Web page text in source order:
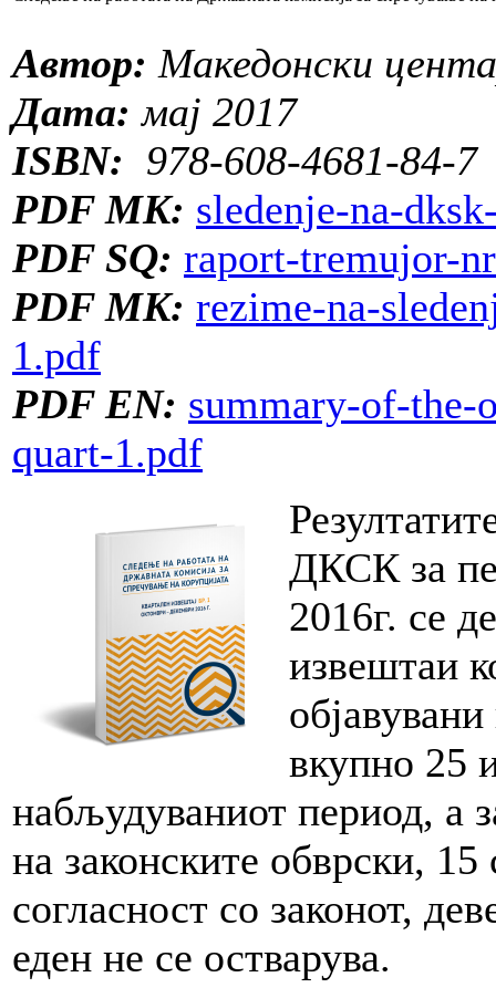
Автор: Македонски
Дата: мај 2017
ISBN: 978-608-4681-84-7
PDF MK: sledenje-na-
PDF SQ: raport-tremujor-
PDF MK: rezime-na-
1.pdf
PDF EN: summary-of-the-
quart-1.pdf
ДКСК за
2016г. се
извештаи
вкупно 25
набљудуваниот период, а
на законските обврски, 15
согласност со законот,
еден не се остварува.